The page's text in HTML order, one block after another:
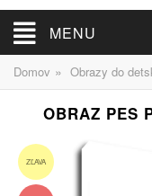
MENU
Domov » Obrazy do
OBRAZ PES
ZĽAVA